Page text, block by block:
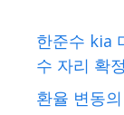
한준수 kia
수 자리 확
환율 변동